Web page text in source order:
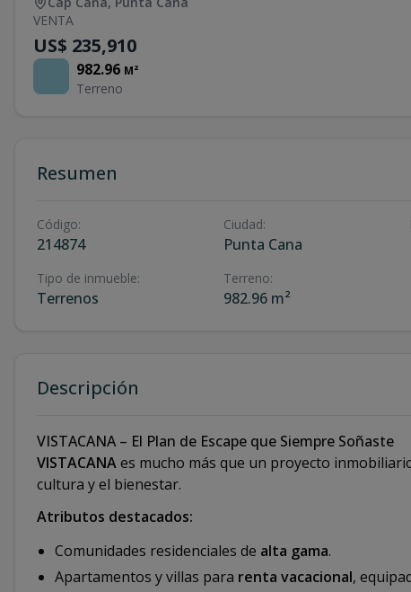
VENTA
US$ 235,910
982.96 M²
Terreno
Resumen
Código:
214874
Ciudad:
Punta Cana
Tipo de inmueble:
Terrenos
Terreno:
982.96 m²
Descripción
VISTACANA – El Plan de Escape que Siempre Soñaste
VISTACANAes mucho más que un proyecto
cultura y el bienestar.
Atributos destacados:
Comunidades residenciales de alta gama.
Apartamentos y villas para renta vacacional,